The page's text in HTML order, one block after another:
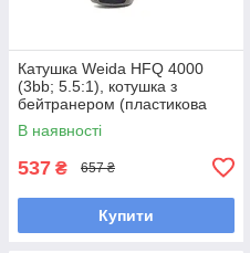
Катушка Weida HFQ 4000
(3bb; 5.5:1), котушка з
бейтранером (пластикова
шпуля)
В наявності
537 ₴ 657 ₴
Купити